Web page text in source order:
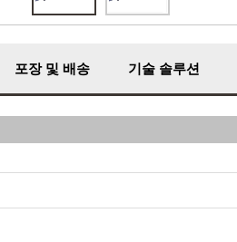
포장 및 배송 기술 솔루션